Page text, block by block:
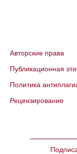
Авторские права
Публикационная
Политика
Рецензирование